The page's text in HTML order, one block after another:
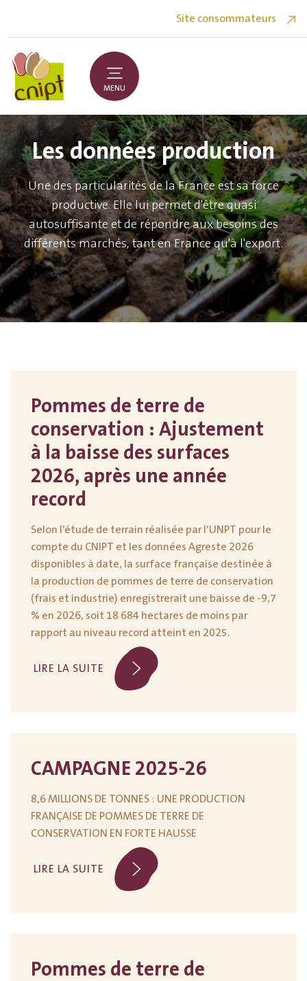
Site consommateurs
MENU
Les données production
Une des particularités de la France est sa force
productive. Elle lui permet d'être quasi
autosuffisante et de répondre aux besoins des
différents marchés, tant en France qu'à l'export.
Pommes de terre de
conservation : Ajustement
à la baisse des surfaces
2026, après une année
record
Selon l’étude de terrain réalisée par l’UNPT pour le
compte du CNIPT et les données Agreste 2026
disponibles à date, la surface française destinée à
la production de pommes de terre de conservation
(frais et industrie) enregistrerait une baisse de -9,7
% en 2026, soit 18 684 hectares de moins par
rapport au niveau record atteint en 2025.
LIRE LA SUITE
CAMPAGNE 2025-26
8,6 MILLIONS DE TONNES : UNE PRODUCTION
FRANÇAISE DE POMMES DE TERRE DE
CONSERVATION EN FORTE HAUSSE
LIRE LA SUITE
Pommes de terre de